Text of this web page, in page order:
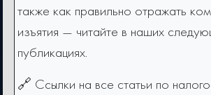
также как правильно отражать
изъятия — читайте в наших
публикациях.
🔗 Ссылки на все статьи по